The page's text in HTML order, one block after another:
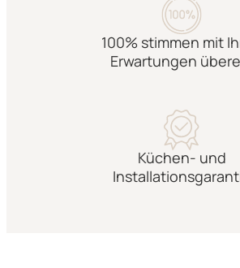
100% stimmen mit
Erwartungen
Küchen- und